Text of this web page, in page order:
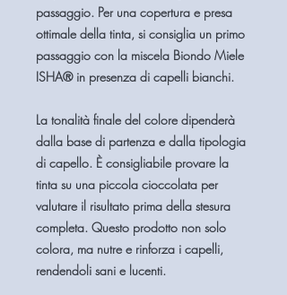
passaggio. Per una copertura e presa
ottimale della tinta, si consiglia un primo
passaggio con la miscela Biondo Miele
ISHA® in presenza di capelli bianchi.
La tonalità finale del colore dipenderà
dalla base di partenza e dalla tipologia
di capello. È consigliabile provare la
tinta su una piccola cioccolata per
valutare il risultato prima della stesura
completa. Questo prodotto non solo
colora, ma nutre e rinforza i capelli,
rendendoli sani e lucenti.